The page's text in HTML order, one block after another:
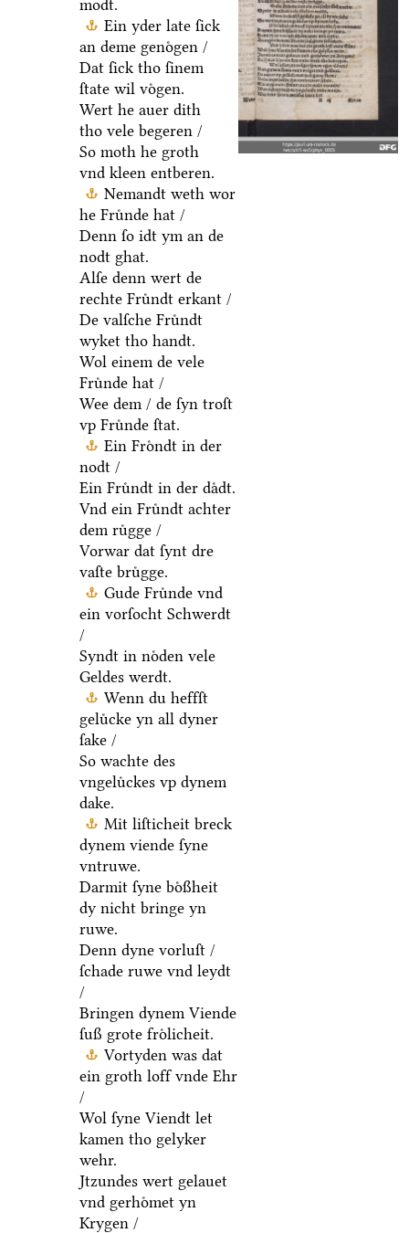
modt.
Ein yder late ſick
an deme genoͤgen /
Dat ſick tho ſinem
ſtate wil voͤgen.
Wert he auer dith
tho vele begeren /
So moth he groth
vnd kleen entberen.
Nemandt weth wor
he Fruͤnde hat /
Denn ſo idt ym an de
nodt ghat.
Alſe denn wert de
rechte Fruͤndt erkant /
De valſche Fruͤndt
wyket tho handt.
Wol einem de vele
Fruͤnde hat /
Wee dem / de ſyn troſt
vp Fruͤnde ſtat.
Ein Froͤndt in der
nodt /
Ein Fruͤndt in der daͤdt.
Vnd ein Fruͤndt achter
dem ruͤgge /
Vorwar dat ſynt dre
vaſte bruͤgge.
Gude Fruͤnde vnd
ein vorſocht Schwerdt
/
Syndt in noͤden vele
Geldes werdt.
Wenn du heffſt
geluͤcke yn all dyner
ſake /
So wachte des
vngeluͤckes vp dynem
dake.
Mit liſticheit breck
dynem viende ſyne
vntruwe.
Darmit ſyne boͤßheit
dy nicht bringe yn
ruwe.
Denn dyne vorluſt /
ſchade ruwe vnd leydt
/
Bringen dynem Viende
ſuß grote froͤlicheit.
Vortyden was dat
ein groth loff vnde Ehr
/
Wol ſyne Viendt let
kamen tho gelyker
wehr.
Jtzundes wert gelauet
vnd gerhoͤmet yn
Krygen /